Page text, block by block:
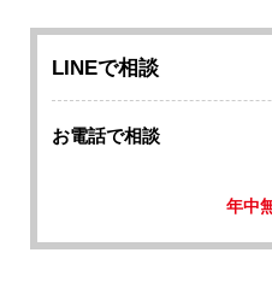
LINEで相談
お電話で相談
年中